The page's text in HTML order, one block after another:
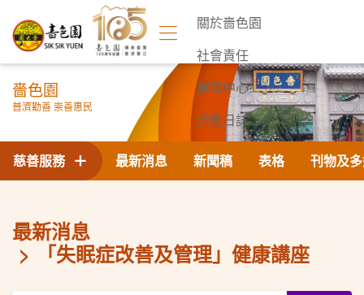
關於嗇色園
社會責任
新聞中心
活動日誌
聯絡我們
嗇色園
普濟勸善 崇善惠民
最新消息 新聞稿 表格 刊物及
慈善服務
最新消息
「失眠症改善及管理」健康講座